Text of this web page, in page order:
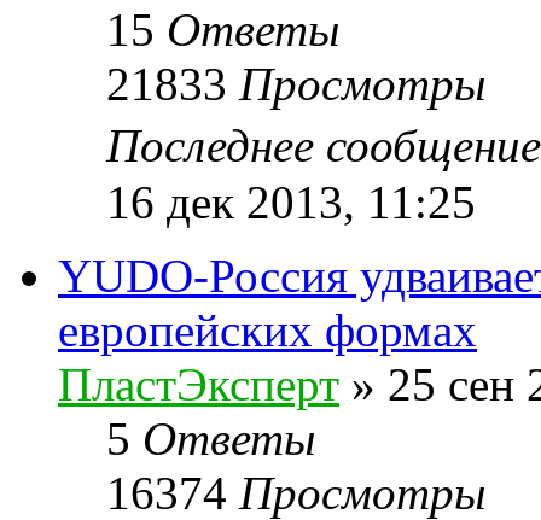
15 Ответы
21833 Просмотры
Последнее
16 дек 2013, 11:25
YUDO-Россия
европейских формах
ПластЭксперт » 25 сен
5 Ответы
16374 Просмотры